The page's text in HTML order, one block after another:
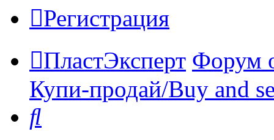
Регистрация
ПластЭксперт Форум
Купи-продай/Buy and